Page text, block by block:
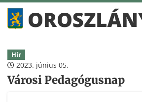
Hír
2023. június 05.
Városi Pedagógusnap